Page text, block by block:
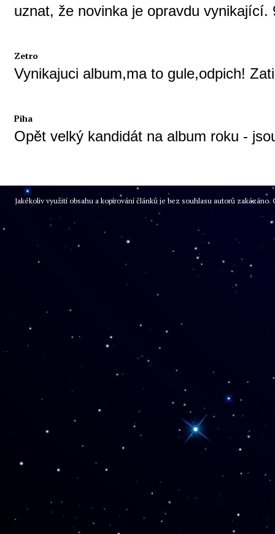
uznat, že novinka je opravdu vynikající.
Zetro
Vynikajuci album,ma to gule,odpich!
Piha
Opět velký kandidát na album roku -
Jakékoliv využití obsahu a kopírování článků je bez souhlasu autorů